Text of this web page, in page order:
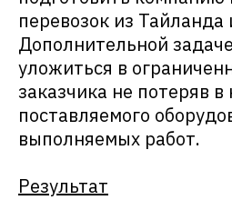
перевозок из Тайланда
Дополнительной
уложиться в
заказчика не потеряв в
поставляемого
выполняемых работ.
Результат